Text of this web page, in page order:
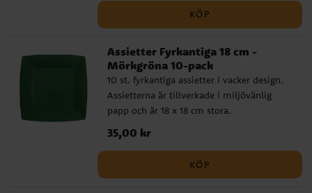
KÖP
Assietter Fyrkantiga 18 cm -
Mörkgröna 10-pack
10 st. fyrkantiga assietter i vacker design.
Assietterna är tillverkade i miljövänlig
papp och är 18 x 18 cm stora.
Pris:35,00 kr
35,00 kr
KÖP